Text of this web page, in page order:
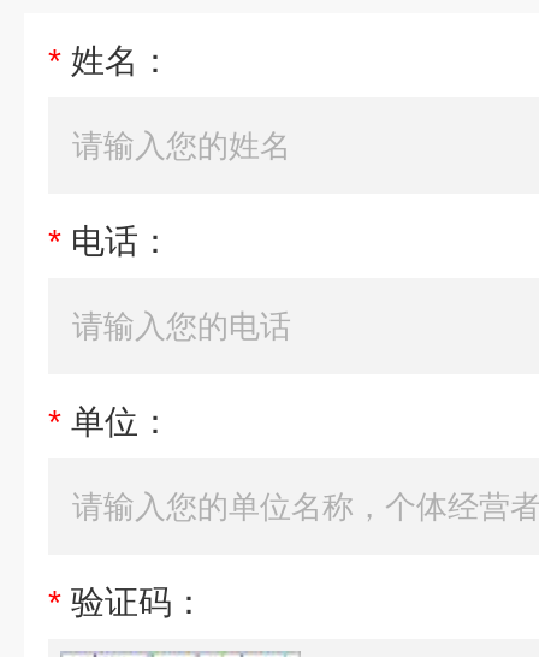
* 姓名：
* 电话：
* 单位：
* 验证码：